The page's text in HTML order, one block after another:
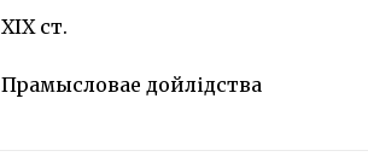
ХIХ ст.
Прамысловае дойлідства